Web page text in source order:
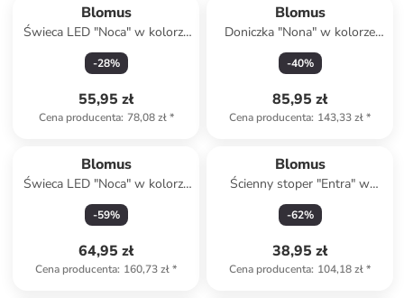
Blomus
Świeca LED "Noca" w kolorze
jasnoszarym - wys. 15 cm
-28%
55,95 zł
Cena producenta: 78,08 zł*
Blomus
Doniczka "Nona" w kolorze
białym na zioła - Ø 15 cm
-40%
85,95 zł
Cena producenta: 143,33 zł*
Blomus
Świeca LED "Noca" w kolorze
szarym - wys. 27 cm
-59%
64,95 zł
Cena producenta: 160,73 zł*
Blomus
Ścienny stoper "Entra" w
kolorze brązowo-czarnym do
drzwi - dł. 4 cm
-62%
38,95 zł
Cena producenta: 104,18 zł*